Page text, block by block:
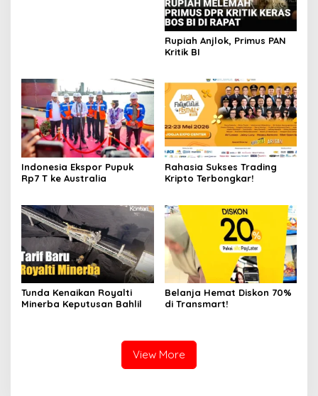
Rupiah Anjlok, Primus PAN
Kritik BI
Indonesia Ekspor Pupuk
Rp7 T ke Australia
Rahasia Sukses Trading
Kripto Terbongkar!
Tunda Kenaikan Royalti
Minerba Keputusan Bahlil
Belanja Hemat Diskon 70%
di Transmart!
View More